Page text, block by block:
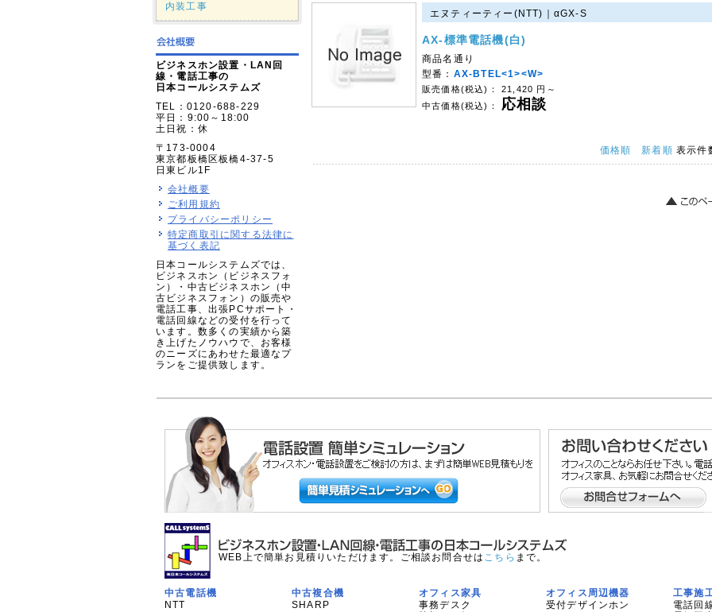
内装工事
ビジネスホン設置・LAN回
線・電話工事の
日本コールシステムズ
TEL：0120-688-229
平日：9:00～18:00
土日祝：休
〒173-0004
東京都板橋区板橋4-37-5
日東ビル1F
会社概要
ご利用規約
プライバシーポリシー
特定商取引に関する法律に
基づく表記
日本コールシステムズでは、
ビジネスホン（ビジネスフォ
ン）・中古ビジネスホン（中
古ビジネスフォン）の販売や
電話工事、出張PCサポート・
電話回線などの受付を行って
います。数多くの実績から築
き上げたノウハウで、お客様
のニーズにあわせた最適なプ
ランをご提供致します。
エヌティーティー(NTT)｜αGX-S
AX-標準電話機(白)
商品名通り
型番： AX-BTEL<1><W>
販売価格(税込)： 21,420 円～
中古価格(税込)：
応相談
価格順 新着順 表示件
WEB上で簡単お見積りいただけます。ご相談お問合せは こちら まで。
中古電話機
NTT
中古複合機
SHARP
オフィス家具
事務デスク
オフィス周辺機器
受付デザインホン
工事施
電話回